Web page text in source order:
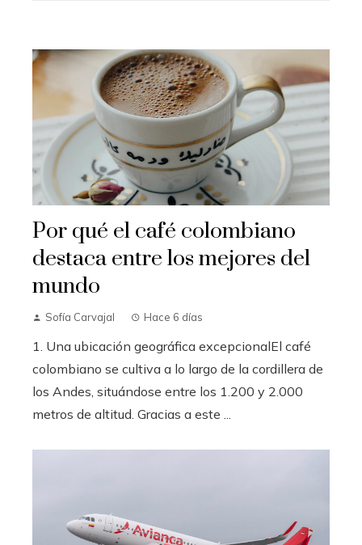
Por qué el café colombiano
destaca entre los mejores del
mundo
Sofía Carvajal Hace 6 días
1. Una ubicación geográfica excepcionalEl café
colombiano se cultiva a lo largo de la cordillera de
los Andes, situándose entre los 1.200 y 2.000
metros de altitud. Gracias a este ...